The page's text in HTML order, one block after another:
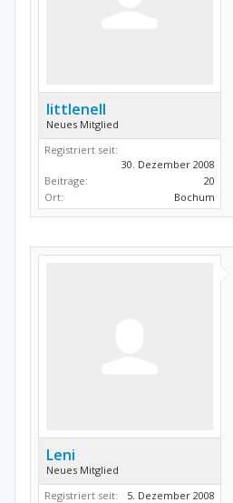
littlenell
Neues Mitglied
Registriert seit:
30. Dezember 2008
Beiträge:
20
Ort:
Bochum
Leni
Neues Mitglied
Registriert seit:
5. Dezember 2008